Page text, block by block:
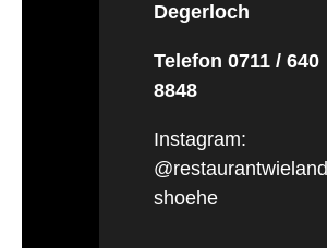
Degerloch
Telefon 0711 / 640
8848
Instagram:
@restaurantwieland
shoehe